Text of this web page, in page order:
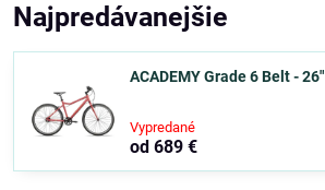
Najpredávanejšie
ACADEMY Grade 6 Belt - 26"
Vypredané
od 689 €